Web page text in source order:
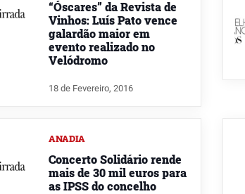
“Óscares” da Revista de
Vinhos: Luís Pato vence
galardão maior em
evento realizado no
Velódromo
18 de Fevereiro, 2016
ANADIA
Concerto Solidário rende
mais de 30 mil euros para
as IPSS do concelho